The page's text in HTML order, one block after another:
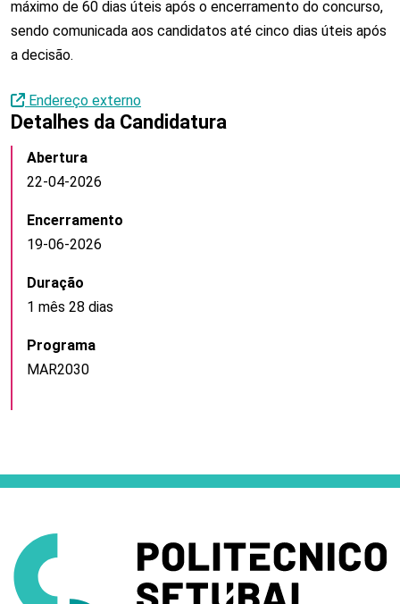
máximo de 60 dias úteis após o encerramento do concurso,
sendo comunicada aos candidatos até cinco dias úteis após
a decisão.
Endereço externo
Detalhes da Candidatura
Abertura
22-04-2026
Encerramento
19-06-2026
Duração
1 mês 28 dias
Programa
MAR2030